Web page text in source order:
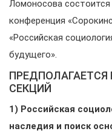
Ломоносова
конференция
«Российская
будущего».
СЕКЦИЙ
1) Российская
наследия и поиск